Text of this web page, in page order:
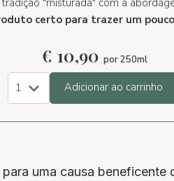
certo para trazer um
€ 10,90 por 250ml
Adicionar ao carrinho
uma causa beneficente